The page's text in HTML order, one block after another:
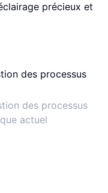
précieux et
des processus
actuel